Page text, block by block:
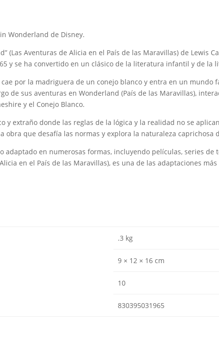
Wonderland de Disney.
(Las Aventuras de Alicia en el País de las Maravillas) de Lewis
y se ha convertido en un clásico de la literatura infantil y de la
por la madriguera de un conejo blanco y entra en un mundo
de sus aventuras en Wonderland (País de las Maravillas),
y el Conejo Blanco.
y extraño donde las reglas de la lógica y la realidad no se
obra que desafía las normas y explora la naturaleza caprichosa
adaptado en numerosas formas, incluyendo películas, series
en el País de las Maravillas), es una de las adaptaciones
.3 kg
9 × 12 × 16 cm
10
830395031965